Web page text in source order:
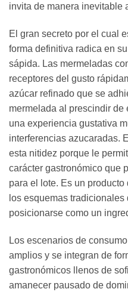
invita de manera inevitable
El gran secreto por el cual
forma definitiva radica en
sápida. Las mermeladas
receptores del gusto
azúcar refinado que se
mermelada al prescindir de
una experiencia gustativa
interferencias azucaradas.
esta nitidez porque le
carácter gastronómico que
para el lote. Es un
los esquemas
posicionarse como un
Los escenarios de
amplios y se integran de
gastronómicos llenos de
amanecer pausado de